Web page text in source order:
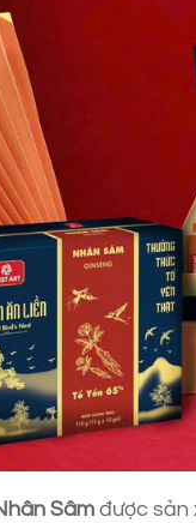
Sâm được sản